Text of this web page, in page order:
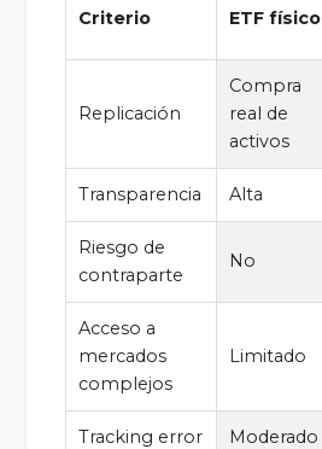
Criterio ETF físico
Replicación
Compra
real de
activos
Transparencia Alta
Riesgo de
contraparte
No
Acceso a
mercados
complejos
Limitado
Tracking error Moderado